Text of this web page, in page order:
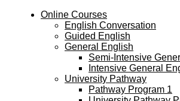
Online Courses
English Conversation
Guided English
General English
Semi-Intensive
Intensive General
University Pathway
Pathway Program 1